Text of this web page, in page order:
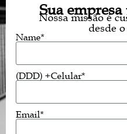
Sua
Nossa missão é
desde
Name*
(DDD) +Celular*
Email*